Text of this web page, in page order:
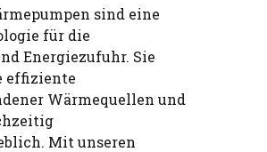
sind eine
für die
Energiezufuhr. Sie
effiziente
Wärmequellen und
Mit unseren